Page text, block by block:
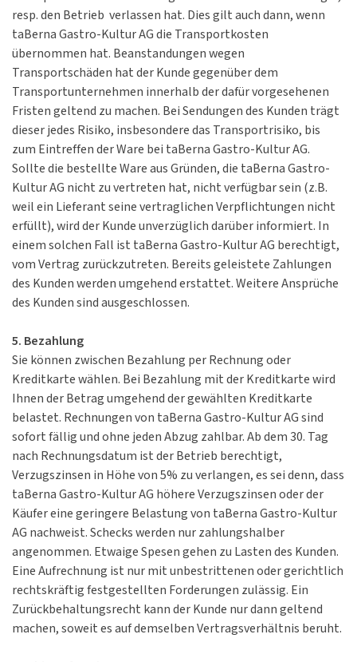
resp. den Betrieb verlassen hat. Dies gilt auch dann, wenn
taBerna Gastro-Kultur AG die Transportkosten
übernommen hat. Beanstandungen wegen
Transportschäden hat der Kunde gegenüber dem
Transportunternehmen innerhalb der dafür vorgesehenen
Fristen geltend zu machen. Bei Sendungen des Kunden trägt
dieser jedes Risiko, insbesondere das Transportrisiko, bis
zum Eintreffen der Ware bei taBerna Gastro-Kultur AG.
Sollte die bestellte Ware aus Gründen, die taBerna Gastro-
Kultur AG nicht zu vertreten hat, nicht verfügbar sein (z.B.
weil ein Lieferant seine vertraglichen Verpflichtungen nicht
erfüllt), wird der Kunde unverzüglich darüber informiert. In
einem solchen Fall ist taBerna Gastro-Kultur AG berechtigt,
vom Vertrag zurückzutreten. Bereits geleistete Zahlungen
des Kunden werden umgehend erstattet. Weitere Ansprüche
des Kunden sind ausgeschlossen.
5. Bezahlung
Sie können zwischen Bezahlung per Rechnung oder
Kreditkarte wählen. Bei Bezahlung mit der Kreditkarte wird
Ihnen der Betrag umgehend der gewählten Kreditkarte
belastet. Rechnungen von taBerna Gastro-Kultur AG sind
sofort fällig und ohne jeden Abzug zahlbar. Ab dem 30. Tag
nach Rechnungsdatum ist der Betrieb berechtigt,
Verzugszinsen in Höhe von 5% zu verlangen, es sei denn, dass
taBerna Gastro-Kultur AG höhere Verzugszinsen oder der
Käufer eine geringere Belastung von taBerna Gastro-Kultur
AG nachweist. Schecks werden nur zahlungshalber
angenommen. Etwaige Spesen gehen zu Lasten des Kunden.
Eine Aufrechnung ist nur mit unbestrittenen oder gerichtlich
rechtskräftig festgestellten Forderungen zulässig. Ein
Zurückbehaltungsrecht kann der Kunde nur dann geltend
machen, soweit es auf demselben Vertragsverhältnis beruht.